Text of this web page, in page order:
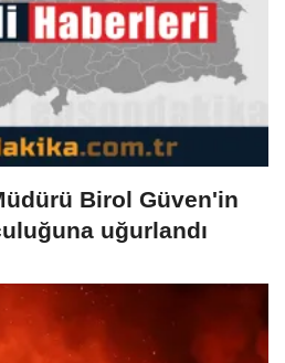
Birol Güven'in
uğurlandı